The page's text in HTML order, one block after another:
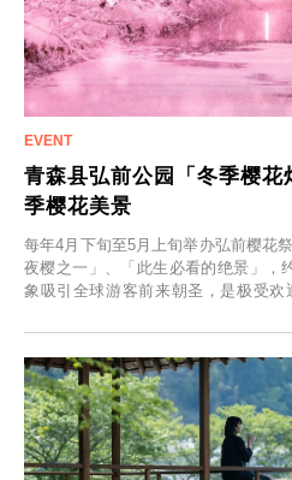
青森县弘前公园「冬季樱花
季樱花美景
每年4月下旬至5月上旬举办弘前樱花
夜樱之一」、「此生必看的绝景」，
象吸引全球游客前来朝圣，是极受
「冬季樱花灯光秀」。